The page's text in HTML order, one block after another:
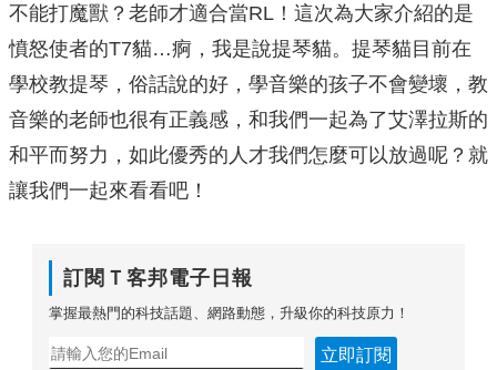
不能打魔獸？老師才適合當RL！這次為大家介紹的是
憤怒使者的T7貓…痾，我是說提琴貓。提琴貓目前在
學校教提琴，俗話說的好，學音樂的孩子不會變壞，教
音樂的老師也很有正義感，和我們一起為了艾澤拉斯的
和平而努力，如此優秀的人才我們怎麼可以放過呢？就
讓我們一起來看看吧！
訂閱Ｔ客邦電子日報
掌握最熱門的科技話題、網路動態，升級你的科技原力！
立即訂閱